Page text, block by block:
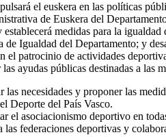
el euskera en las políticas
de Euskera del
establecerá medidas para la
de Igualdad del Departamento; y
el patrocinio de actividades
las ayudas públicas destinadas a las
las necesidades y proponer las
Deporte del País Vasco.
el asociacionismo deportivo en
las federaciones deportivas y